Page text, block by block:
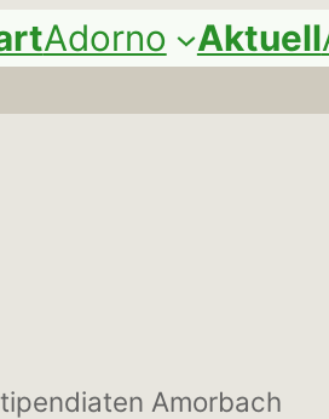
Adorno Aktuell
Amorbach